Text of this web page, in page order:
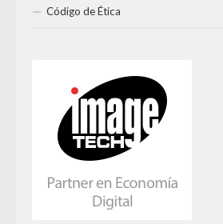
Código de Ética